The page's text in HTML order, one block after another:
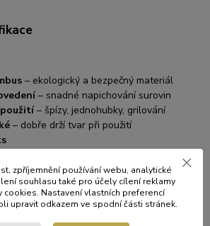
– ekologický a bezpečný materiál
– snadné napichování surovin
– špízy, jednohubky, grilování
– dobře drží tvar při použití
zpříjemnění používání webu, analytické
souhlasu také pro účely cílení reklamy
cookies. Nastavení vlastních preferencí
upravit odkazem ve spodní části stránek.